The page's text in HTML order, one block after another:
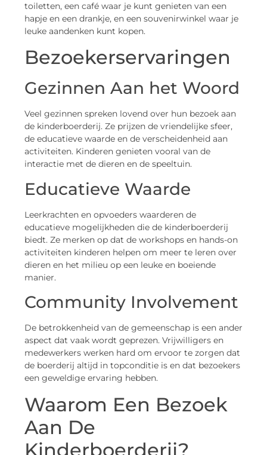
toiletten, een café waar je kunt genieten van een
hapje en een drankje, en een souvenirwinkel waar je
leuke aandenken kunt kopen.
Bezoekerservaringen
Gezinnen Aan het Woord
Veel gezinnen spreken lovend over hun bezoek aan
de kinderboerderij. Ze prijzen de vriendelijke sfeer,
de educatieve waarde en de verscheidenheid aan
activiteiten. Kinderen genieten vooral van de
interactie met de dieren en de speeltuin.
Educatieve Waarde
Leerkrachten en opvoeders waarderen de
educatieve mogelijkheden die de kinderboerderij
biedt. Ze merken op dat de workshops en hands-on
activiteiten kinderen helpen om meer te leren over
dieren en het milieu op een leuke en boeiende
manier.
Community Involvement
De betrokkenheid van de gemeenschap is een ander
aspect dat vaak wordt geprezen. Vrijwilligers en
medewerkers werken hard om ervoor te zorgen dat
de boerderij altijd in topconditie is en dat bezoekers
een geweldige ervaring hebben.
Waarom Een Bezoek
Aan De
Kinderboerderij?